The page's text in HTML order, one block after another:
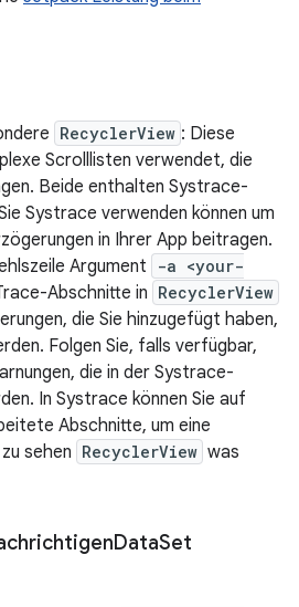
RecyclerView : Diese
Scrolllisten verwendet, die
Beide enthalten Systrace-
Systrace verwenden können um
in Ihrer App beitragen.
Argument
-a <your-
Abschnitte in RecyclerView
die Sie hinzugefügt haben,
Folgen Sie, falls verfügbar,
die in der Systrace-
In Systrace können Sie auf
Abschnitte, um eine
sehen RecyclerView was
DataSet